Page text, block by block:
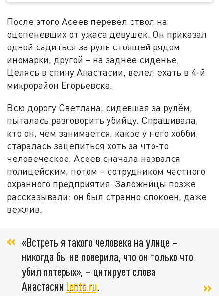
После этого Асеев перевёл ствол на
оцепеневших от ужаса девушек. Он приказал
одной садиться за руль стоящей рядом
иномарки, другой – на заднее сиденье.
Целясь в спину Анастасии, велел ехать в 4-й
микрорайон Егорьевска.
Всю дорогу Светлана, сидевшая за рулём,
пыталась разговорить убийцу. Спрашивала,
кто он, чем занимается, какое у него хобби,
старалась зацепиться хоть за что-то
человеческое. Асеев сначала назвался
полицейским, потом – сотрудником частного
охранного предприятия. Заложницы позже
рассказывали: он был странно спокоен, даже
вежлив.
«Встреть я такого человека на улице –
никогда бы не поверила, что он только что
убил пятерых», – цитирует слова
Анастасии lenta.ru.